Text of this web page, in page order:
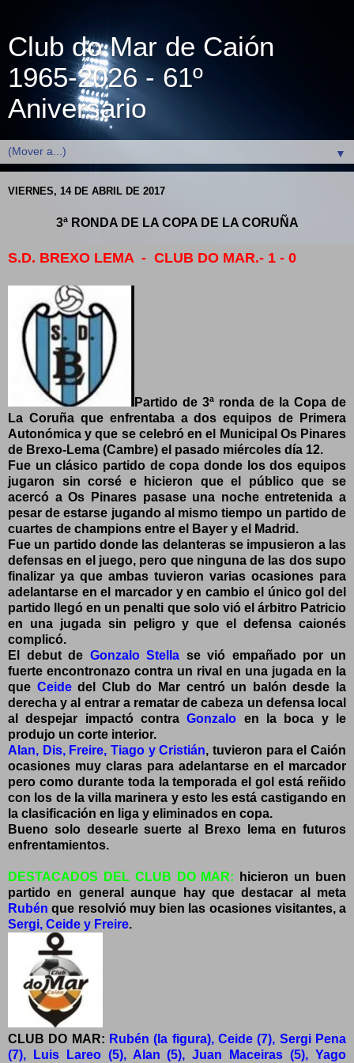
Club do Mar de Caión
1965-2026 - 61º
Aniversario
▼
VIERNES, 14 DE ABRIL DE 2017
3ª RONDA DE LA COPA DE LA CORUÑA
S.D. BREXO LEMA - CLUB DO MAR.- 1 - 0
Partido de 3ª ronda de la Copa de
La Coruña que enfrentaba a dos equipos de Primera
Autonómica y que se celebró en el Municipal Os Pinares
de Brexo-Lema (Cambre) el pasado miércoles día 12.
Fue un clásico partido de copa donde los dos equipos
jugaron sin corsé e hicieron que el público que se
acercó a Os Pinares pasase una noche entretenida a
pesar de estarse jugando al mismo tiempo un partido de
cuartes de champions entre el Bayer y el Madrid.
Fue un partido donde las delanteras se impusieron a las
defensas en el juego, pero que ninguna de las dos supo
finalizar ya que ambas tuvieron varias ocasiones para
adelantarse en el marcador y en cambio el único gol del
partido llegó en un penalti que solo vió el árbitro Patricio
en una jugada sin peligro y que el defensa caionés
complicó.
El debut de Gonzalo Stella se vió empañado por un
fuerte encontronazo contra un rival en una jugada en la
que Ceidedel Club do Mar centró un balón desde la
derecha y al entrar a rematar de cabeza un defensa local
al despejar impactó contraGonzalo en la boca y le
produjo un corte interior.
Alan, Dis, Freire, Tiago y Cristián, tuvieron para el Caión
ocasiones muy claras para adelantarse en el marcador
pero como durante toda la temporada el gol está reñido
con los de la villa marinera y esto les está castigando en
la clasificación en liga y eliminados en copa.
Bueno solo desearle suerte al Brexo lema en futuros
enfrentamientos.
DESTACADOS DEL CLUB DO MAR: hicieron un buen
partido en general aunque hay que destacar al meta
Rubén que resolvió muy bien las ocasiones visitantes, a
Sergi, Ceide y Freire.
CLUB DO MAR: Rubén (la figura), Ceide (7), Sergi Pena
(7), Luis Lareo (5), Alan (5), Juan Maceiras (5), Yago